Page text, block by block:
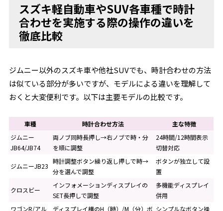
スズキ軽自動車やSUV各車種で時計
合わせを実施する際の操作の違いを
徹底比較
ジムニー以外のスズキ車や他社SUVでも、時計合わせの方法
は似ている部分が多いですが、モデルによる違いを理解して
おくと大変便利です。以下は主要モデルの比較です。
車種 時計合わせ方法
主な特徴
ジムニー
JB64/JB74
両ノブ同時長押し→右ノブで時・分
を順に調整
24時間/12時間表示
切替対応
ジムニーJB23
時計調整ボタン繰り返し押しで時→
分を選んで調整
ボタンが独立して設
置
クロスビー
インフォメーションディスプレイの
SET長押しで調整
多機能ディスプレイ
併用
ワゴンR/アル
ディスプレイ横のH（時）/M（分）ボ シンプルなボタン操